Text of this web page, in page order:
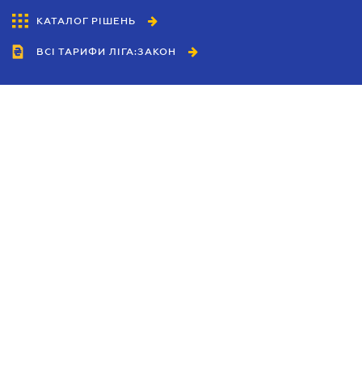
КАТАЛОГ РІШЕНЬ
ВСІ ТАРИФИ ЛІГА:ЗАКОН